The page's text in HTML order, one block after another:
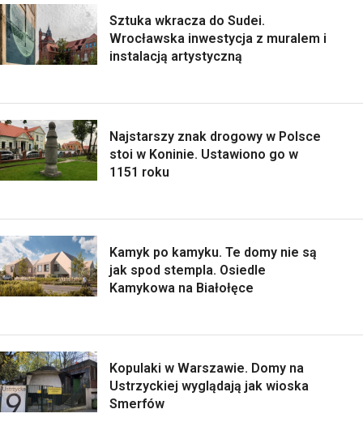
Sztuka wkracza do Sudei.
Wrocławska inwestycja z muralem i
instalacją artystyczną
Najstarszy znak drogowy w Polsce
stoi w Koninie. Ustawiono go w
1151 roku
Kamyk po kamyku. Te domy nie są
jak spod stempla. Osiedle
Kamykowa na Białołęce
Kopulaki w Warszawie. Domy na
Ustrzyckiej wyglądają jak wioska
Smerfów